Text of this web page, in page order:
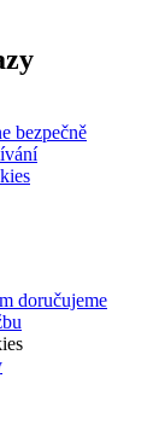
bezpečně
doručujeme